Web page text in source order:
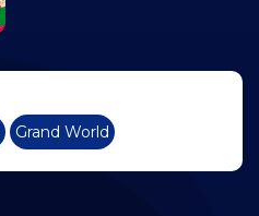
Grand World